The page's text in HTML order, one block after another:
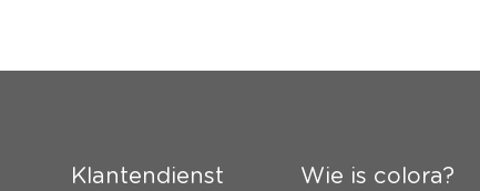
Klantendienst Wie is colora?